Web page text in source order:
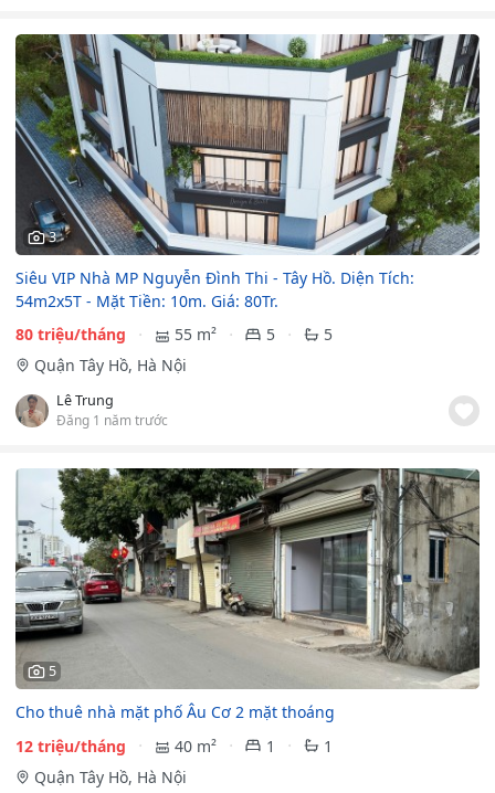
3
Siêu VIP Nhà MP Nguyễn Đình Thi - Tây Hồ. Diện Tích:
54m2x5T - Mặt Tiền: 10m. Giá: 80Tr.
80 triệu/tháng
55 m² 5
5
Quận Tây Hồ, Hà Nội
Lê Trung
Đăng 1 năm trước
5
Cho thuê nhà mặt phố Âu Cơ 2 mặt thoáng
12 triệu/tháng
40 m² 1
1
Quận Tây Hồ, Hà Nội